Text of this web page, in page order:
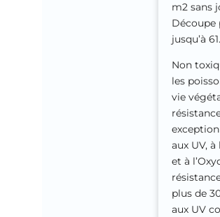
m2 sans
Découpe
jusqu’à
Non
les
vie
aux UV, à
et à
plus de
aux UV